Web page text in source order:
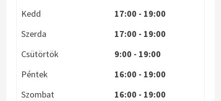
Kedd
17:00 - 19:00
Szerda
17:00 - 19:00
Csütörtök
9:00 - 19:00
Péntek
16:00 - 19:00
Szombat
16:00 - 19:00